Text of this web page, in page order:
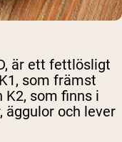
är ett fettlösligt
som främst
K2, som finns i
äggulor och lever